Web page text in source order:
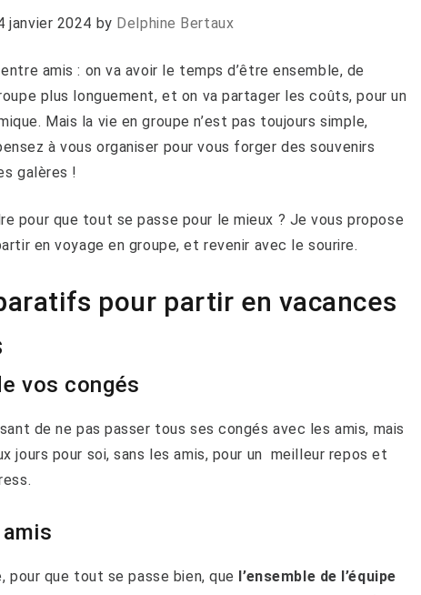
janvier 2024 by Delphine Bertaux
amis : on va avoir le temps d’être ensemble, de
plus longuement, et on va partager les coûts, pour un
Mais la vie en groupe n’est pas toujours simple,
à vous organiser pour vous forger des souvenirs
galères !
pour que tout se passe pour le mieux ? Je vous propose
en voyage en groupe, et revenir avec le sourire.
pour partir en vacances
vos congés
de ne pas passer tous ses congés avec les amis, mais
jours pour soi, sans les amis, pour un meilleur repos et
pour que tout se passe bien, que l’ensemble de l’équipe